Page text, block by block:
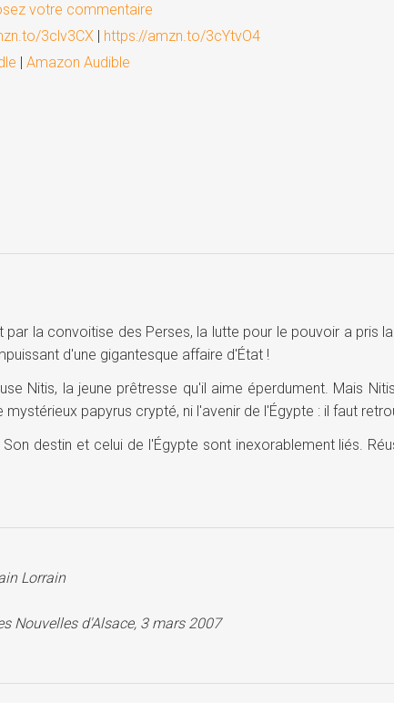
votre commentaire
3clv3CX | https://amzn.to/3cYtvO4
| Amazon Audible
la convoitise des Perses, la lutte pour le pouvoir a pris
d'une gigantesque affaire d'État !
Nitis, la jeune prêtresse qu'il aime éperdument. Mais
papyrus crypté, ni l'avenir de l'Égypte : il faut
destin et celui de l'Égypte sont inexorablement liés.
Lorrain
Nouvelles d'Alsace, 3 mars 2007